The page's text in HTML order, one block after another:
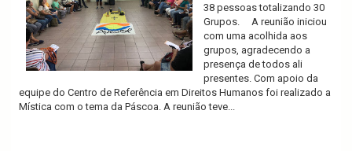
38 pessoas totalizando 30
Grupos. A reunião iniciou
com uma acolhida aos
grupos, agradecendo a
presença de todos ali
presentes. Com apoio da
equipe do Centro de Referência em Direitos Humanos foi realizado a
Mística com o tema da Páscoa. A reunião teve...